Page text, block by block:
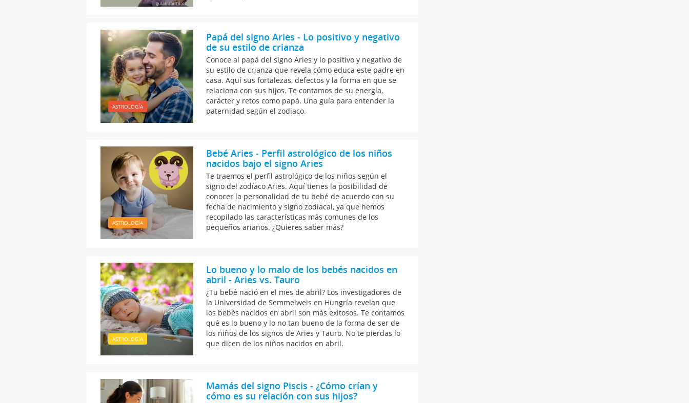
ASTROLOGÍA
Papá del signo Aries - Lo positivo y negativo
de su estilo de crianza
Conoce al papá del signo Aries y lo positivo y negativo de
su estilo de crianza que revela cómo educa este padre en
casa. Aquí sus fortalezas, defectos y la forma en que se
relaciona con sus hijos. Te contamos de su energía,
carácter y retos como papá. Una guía para entender la
paternidad según el zodiaco.
ASTROLOGÍA
Bebé Aries - Perfil astrológico de los niños
nacidos bajo el signo Aries
Te traemos el perfil astrológico de los niños según el
signo del zodíaco Aries. Aquí tienes la posibilidad de
conocer la personalidad de tu bebé de acuerdo con su
fecha de nacimiento y signo zodiacal, ya que hemos
recopilado las características más comunes de los
pequeños arianos. ¿Quieres saber más?
ASTROLOGÍA
Lo bueno y lo malo de los bebés nacidos en
abril - Aries vs. Tauro
¿Tu bebé nació en el mes de abril? Los investigadores de
la Universidad de Semmelweis en Hungría revelan que
los bebés nacidos en abril son más exitosos. Te contamos
qué es lo bueno y lo no tan bueno de la forma de ser de
los niños de los signos de Aries y Tauro. No te pierdas lo
que dicen de los niños nacidos en abril.
Mamás del signo Piscis - ¿Cómo crían y
cómo es su relación con sus hijos?